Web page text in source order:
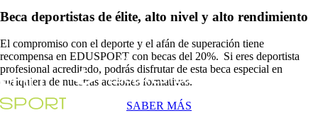
Beca deportistas de élite, alto nivel y alto rendimiento
El compromiso con el deporte y el afán de superación tiene
recompensa en EDUSPORT con becas del 20%. Si eres deportista
profesional acreditado, podrás disfrutar de esta beca especial en
cualquiera de nuestras acciones formativas.
SABER MÁS